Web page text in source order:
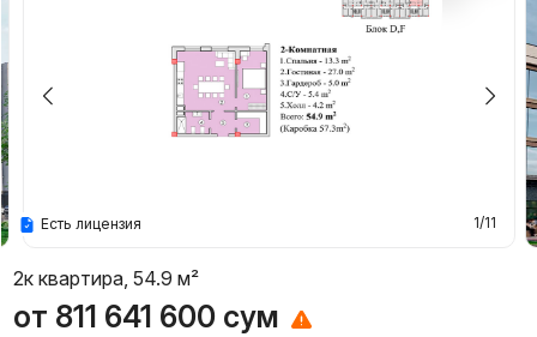
1/11
Есть лицензия
2к квартира, 54.9 м²
от 811 641 600 сум